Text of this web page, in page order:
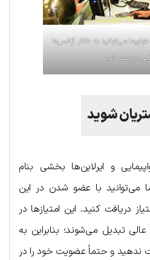
می‌توانید به دفاتر آژانس‌ها
مراجعه کنید
و ایرلاین‌ها بخشی بنام
می‌توانید با عضو شدن در این
دریافت کنید. این امتیازها در
تبدیل می‌شوند؛ بنابراین به
ندهید و حتماً عضویت خود را در